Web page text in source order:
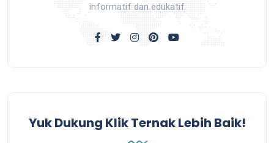
informatif dan edukatif
Yuk Dukung Klik Ternak Lebih Baik!